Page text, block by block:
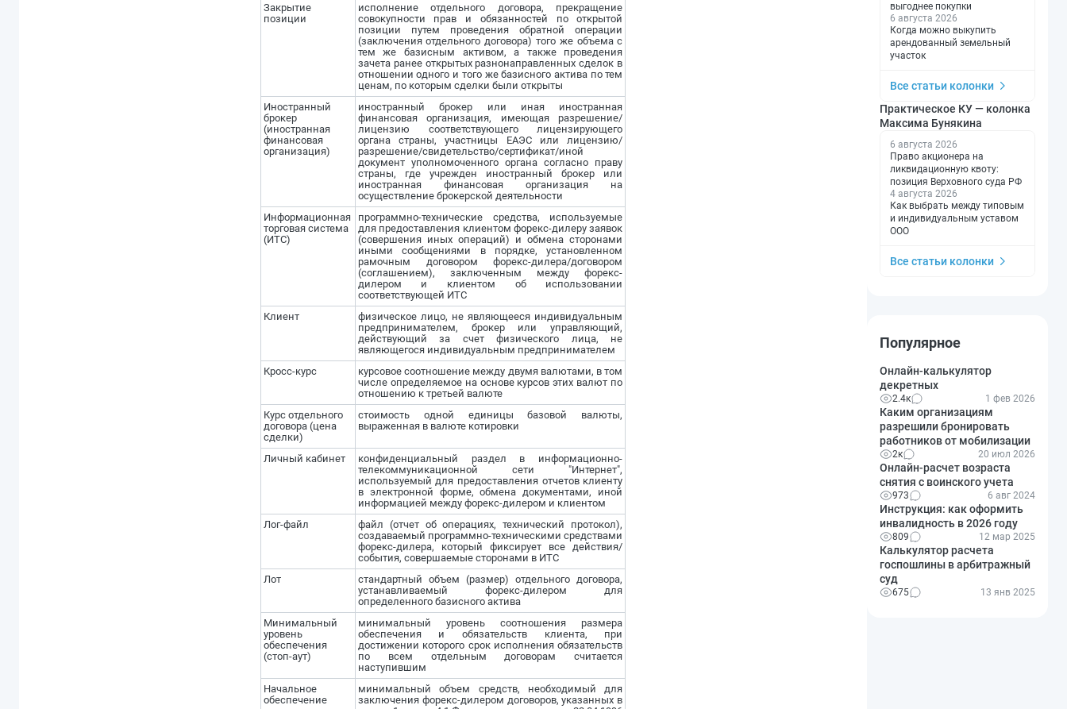
Закрытие
позиции
исполнение отдельного договора, прекращение
совокупности прав и обязанностей по открытой
позиции путем проведения обратной операции
(заключения отдельного договора) того же объема с
тем же базисным активом, а также проведения
зачета ранее открытых разнонаправленных сделок в
отношении одного и того же базисного актива по тем
ценам, по которым сделки были открыты
Иностранный
брокер
(иностранная
финансовая
организация)
иностранный брокер или иная иностранная
финансовая организация, имеющая разрешение/
лицензию соответствующего лицензирующего
органа страны, участницы ЕАЭС или лицензию/
разрешение/свидетельство/сертификат/иной
документ уполномоченного органа согласно праву
страны, где учрежден иностранный брокер или
иностранная финансовая организация на
осуществление брокерской деятельности
Информационная
торговая система
(ИТС)
программно-технические средства, используемые
для предоставления клиентом форекс-дилеру заявок
(совершения иных операций) и обмена сторонами
иными сообщениями в порядке, установленном
рамочным договором форекс-дилера/договором
(соглашением), заключенным между форекс-
дилером и клиентом об использовании
соответствующей ИТС
Клиент
физическое лицо, не являющееся индивидуальным
предпринимателем, брокер или управляющий,
действующий за счет физического лица, не
являющегося индивидуальным предпринимателем
Кросс-курс
курсовое соотношение между двумя валютами, в том
числе определяемое на основе курсов этих валют по
отношению к третьей валюте
Курс отдельного
договора (цена
сделки)
стоимость одной единицы базовой валюты,
выраженная в валюте котировки
Личный кабинет
конфиденциальный раздел в информационно-
телекоммуникационной сети "Интернет",
используемый для предоставления отчетов клиенту
в электронной форме, обмена документами, иной
информацией между форекс-дилером и клиентом
Лог-файл
файл (отчет об операциях, технический протокол),
создаваемый программно-техническими средствами
форекс-дилера, который фиксирует все действия/
события, совершаемые сторонами в ИТС
Лот
стандартный объем (размер) отдельного договора,
устанавливаемый форекс-дилером для
определенного базисного актива
Минимальный
уровень
обеспечения
(стоп-аут)
минимальный уровень соотношения размера
обеспечения и обязательств клиента, при
достижении которого срок исполнения обязательств
по всем отдельным договорам считается
наступившим
Начальное
обеспечение
минимальный объем средств, необходимый для
заключения форекс-дилером договоров, указанных в
выгоднее покупки
6 августа 2026
Когда можно выкупить
арендованный земельный
участок
Все статьи колонки
Практическое КУ — колонка
Максима Бунякина
6 августа 2026
Право акционера на
ликвидационную квоту:
позиция Верховного суда РФ
4 августа 2026
Как выбрать между типовым
и индивидуальным уставом
ООО
Все статьи колонки
Популярное
Онлайн-калькулятор
декретных
2.4к 1 фев 2026
Каким организациям
разрешили бронировать
работников от мобилизации
2к 20 июл 2026
Онлайн-расчет возраста
снятия с воинского учета
973 6 авг 2024
Инструкция: как оформить
инвалидность в 2026 году
809 12 мар 2025
Калькулятор расчета
госпошлины в арбитражный
суд
675 13 янв 2025